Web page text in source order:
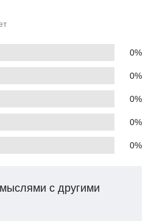
0%
0%
0%
0%
0%
с другими